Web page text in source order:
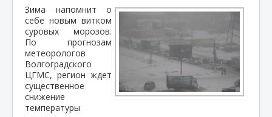
Зима напомнит о
себе новым витком
суровых морозов.
По прогнозам
метеорологов
Волгоградского
ЦГМС, регион ждет
существенное
снижение
температуры